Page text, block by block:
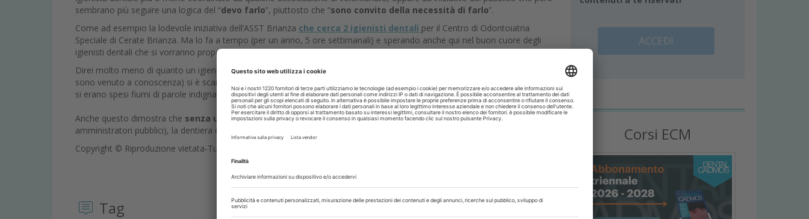
sembrano più seguire una logica del “devo farlo”, piuttosto che “sono convito della necessità di farlo”.
Come ad esempio la lodevole iniziativa dell’ASST Brianza che cerca 2 igienisti dentali per il Centro di Odontoiatria
Speciale di Cerate Brianza. Ma lo fa a tempo (per un anno, 5 ore settimanali) e sperando anche qui nel buon cuore degli
igienisti dentali che si vorranno proporre visto che il compenso sarà di20 euro lordi all’ora.
Direi molto meno di quanto un igienista dentale percepisce lavorando in uno studio privato. Ma nessuno (almeno non ne
sono venuto a conoscenza) si è scandalizzato per la cifra prevista, mentre per le pubblicità dell’igiene a 40 euro nei lowcost
si erano spesi fiumi di parole indignate e credo anche azioni legali.
Anche questo dimostra che senza un cambio di mentalitàda parte di tutti (politica, sindacati dei professionisti coinvolti,
amministratori pubblici), la dentiera dei vecchini rimarrà, piena di tartaro, nel cassetto del comodino.
Copyright © Riproduzione vietata-Tutti i diritti riservati
Tag
ACCEDI
Corsi ECM